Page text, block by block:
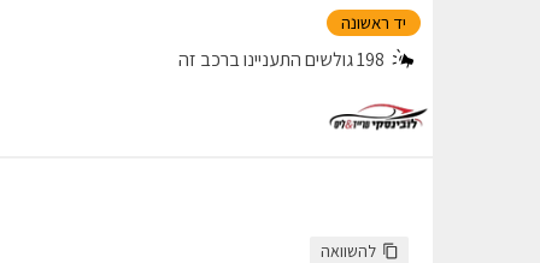
יד ראשונה
198גולשים התעניינו ברכב זה
להשוואה